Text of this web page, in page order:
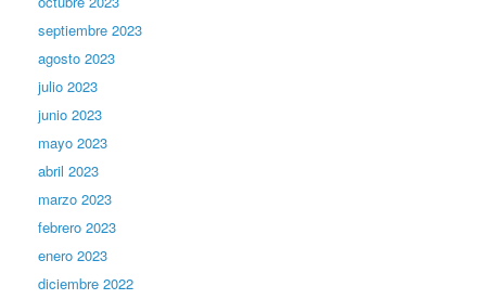
septiembre 2023
agosto 2023
julio 2023
junio 2023
mayo 2023
abril 2023
marzo 2023
febrero 2023
enero 2023
diciembre 2022